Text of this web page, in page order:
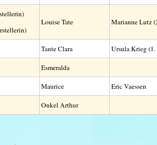
Louise Tate Marianne Lutz
Tante Clara Ursula Krieg (1.
Esmeralda
Maurice Eric Vaessen
Onkel Arthur